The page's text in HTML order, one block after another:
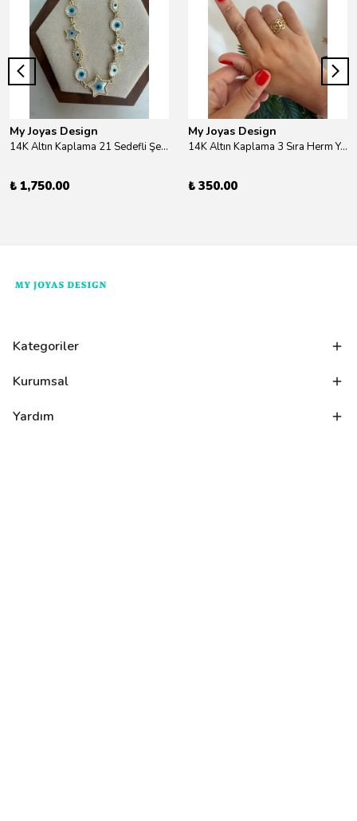
My Joyas Design
14K Altın Kaplama 21 Sedefli Şekiller Kolye 46cm
₺ 1,750.00
My Joyas Design
14K Altın Kaplama 3 Sıra Herm Yüzük Gold
₺ 350.00
Kategoriler
Kurumsal
Yardım